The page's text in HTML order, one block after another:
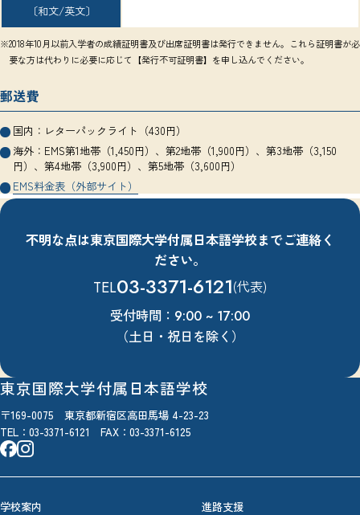
〔和文/英文〕
※2018年10月以前入学者の成績証明書及び出席証明書は発行できません。これら証明書が必
要な方は代わりに必要に応じて【発行不可証明書】を申し込んでください。
郵送費
国内：レターパックライト（430円）
海外：EMS第1地帯（1,450円）、第2地帯（1,900円）、第3地帯（3,150
円）、第4地帯（3,900円）、第5地帯（3,600円）
EMS料金表（外部サイト）
不明な点は東京国際大学付属日本語学校までご連絡く
ださい。
TEL03-3371-6121(代表)
受付時間： 9:00 ~ 17:00
（土日・祝日を除く）
東京国際大学付属日本語学校
〒169-0075 東京都新宿区高田馬場 4-23-23
TEL： 03-3371-6121 FAX：03-3371-6125
学校案内 進路支援